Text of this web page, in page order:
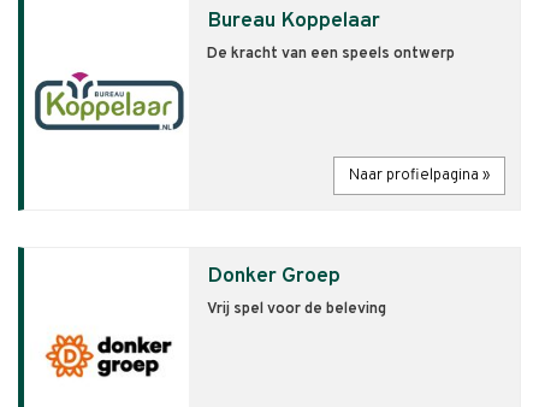
Bureau Koppelaar
De kracht van een speels ontwerp
Naar profielpagina »
Donker Groep
Vrij spel voor de beleving